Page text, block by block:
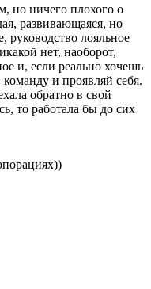
но ничего плохого о
развивающаяся, но
руководство лояльное
нет, наоборот,
и, если реально хочешь
команду и проявляй себя.
обратно в свой
то работала бы до сих